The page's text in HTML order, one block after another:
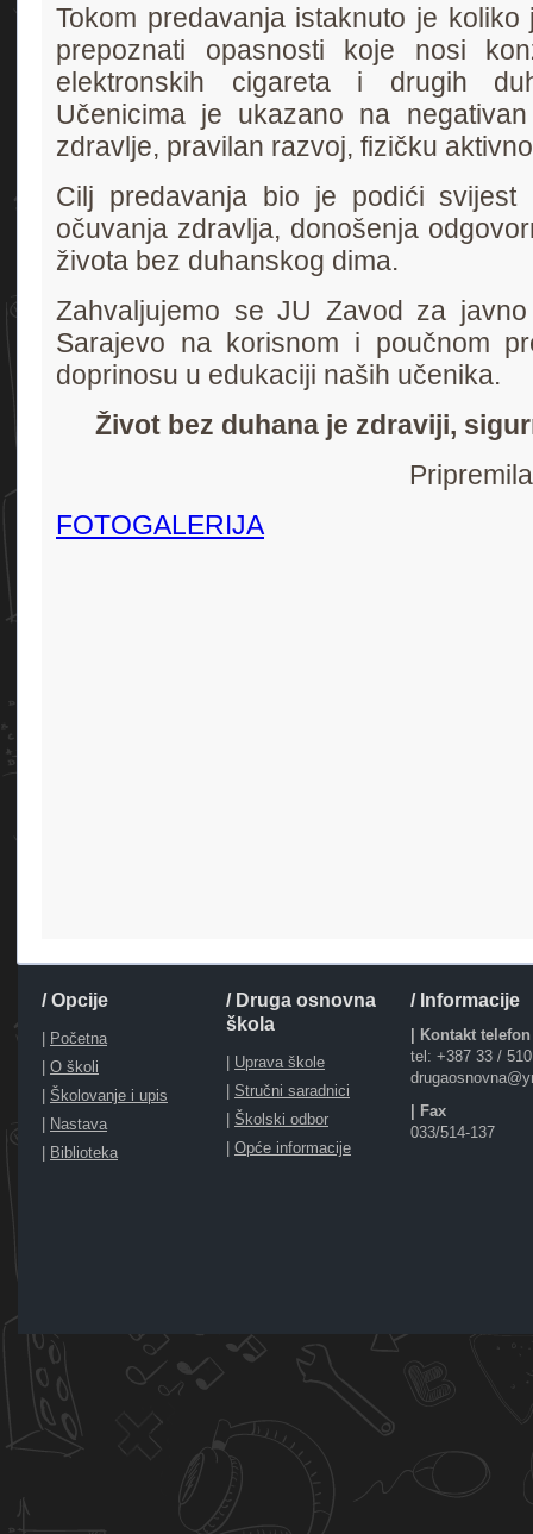
Tokom predavanja istaknuto je
prepoznati opasnosti koje nosi
elektronskih cigareta i drugih
Učenicima je ukazano na
zdravlje, pravilan razvoj, fizičku
Cilj predavanja bio je podići svijest
očuvanja zdravlja, donošenja
života bez duhanskog dima.
Zahvaljujemo se JU Zavod za
Sarajevo na korisnom i poučnom
doprinosu u edukaciji naših učenika.
Život bez duhana je zdraviji,
FOTOGALERIJA
/ Opcije
| Početna
| O školi
| Školovanje i upis
| Nastava
| Biblioteka
/ Druga osnovna
škola
| Uprava škole
| Stručni saradnici
| Školski odbor
| Opće informacije
/ Informacije
| Kontakt telefon
tel: +387 33 /
| Fax
033/514-137